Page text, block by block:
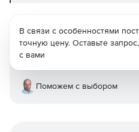
В связи с особенностями
точную цену. Оставьте
с вами
Поможем с выбором